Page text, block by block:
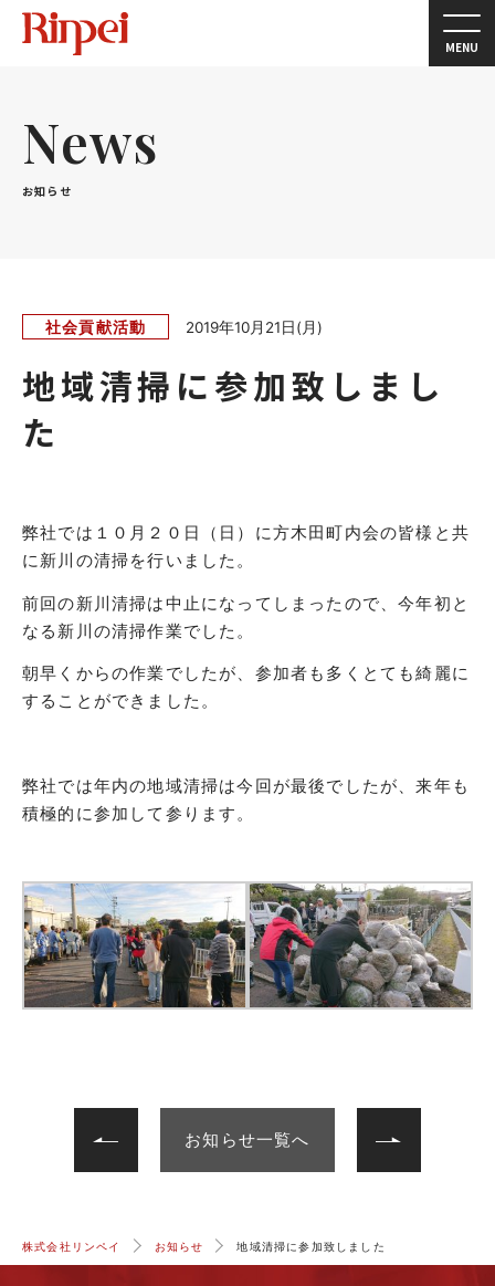
MENU
News
お知らせ
社会貢献活動 2019年10月21日(月)
地域清掃に参加致しまし
た
弊社では１０月２０日（日）に方木田町内会の皆様と共
に新川の清掃を行いました。
前回の新川清掃は中止になってしまったので、今年初と
なる新川の清掃作業でした。
朝早くからの作業でしたが、参加者も多くとても綺麗に
することができました。
弊社では年内の地域清掃は今回が最後でしたが、来年も
積極的に参加して参ります。
お知らせ一覧へ
株式会社リンペイ お知らせ 地域清掃に参加致しました